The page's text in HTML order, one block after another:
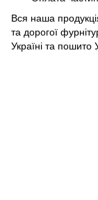
Вся наша
та дорогої
Україні та пошито